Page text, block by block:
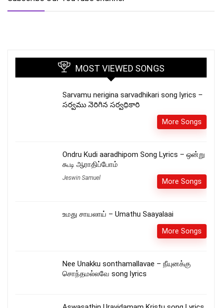
MOST VIEWED SONGS
Sarvamu nerigina sarvadhikari song lyrics –
సర్వము నెరిగిన సర్వధికారి
More Songs
Ondru Kudi aaradhipom Song Lyrics – ஒன்று
கூடி ஆராதிப்போம்
Jeswin Samuel More Songs
உமது சாயலாய் – Umathu Saayalaai
More Songs
Nee Unakku sonthamallavae – நீயுனக்கு
சொந்தமல்லவே song lyrics